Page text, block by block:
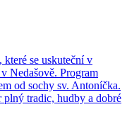
které se uskuteční v
Nedašově. Program
od sochy sv. Antoníčka.
plný tradic, hudby a dobré